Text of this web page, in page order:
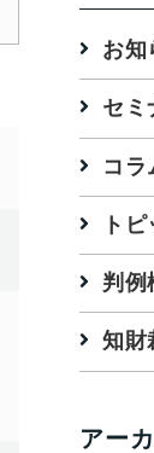
お知
セミ
コラ
ト
判例
知財
アー